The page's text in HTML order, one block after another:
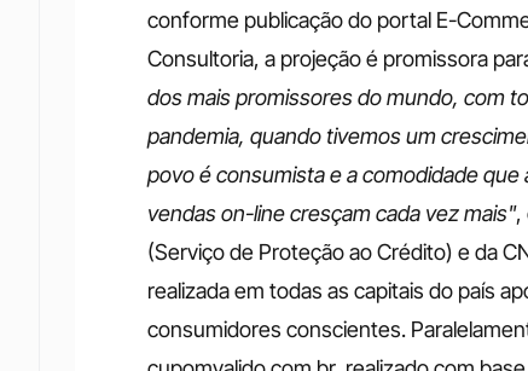
conforme publicação do portal E-
Consultoria, a projeção é promissora
dos mais promissores do mundo, com
pandemia, quando tivemos um
povo é consumista e a comodidade
vendas on-line cresçam cada vez mais",
(Serviço de Proteção ao Crédito) e da
realizada em todas as capitais do país
consumidores conscientes.